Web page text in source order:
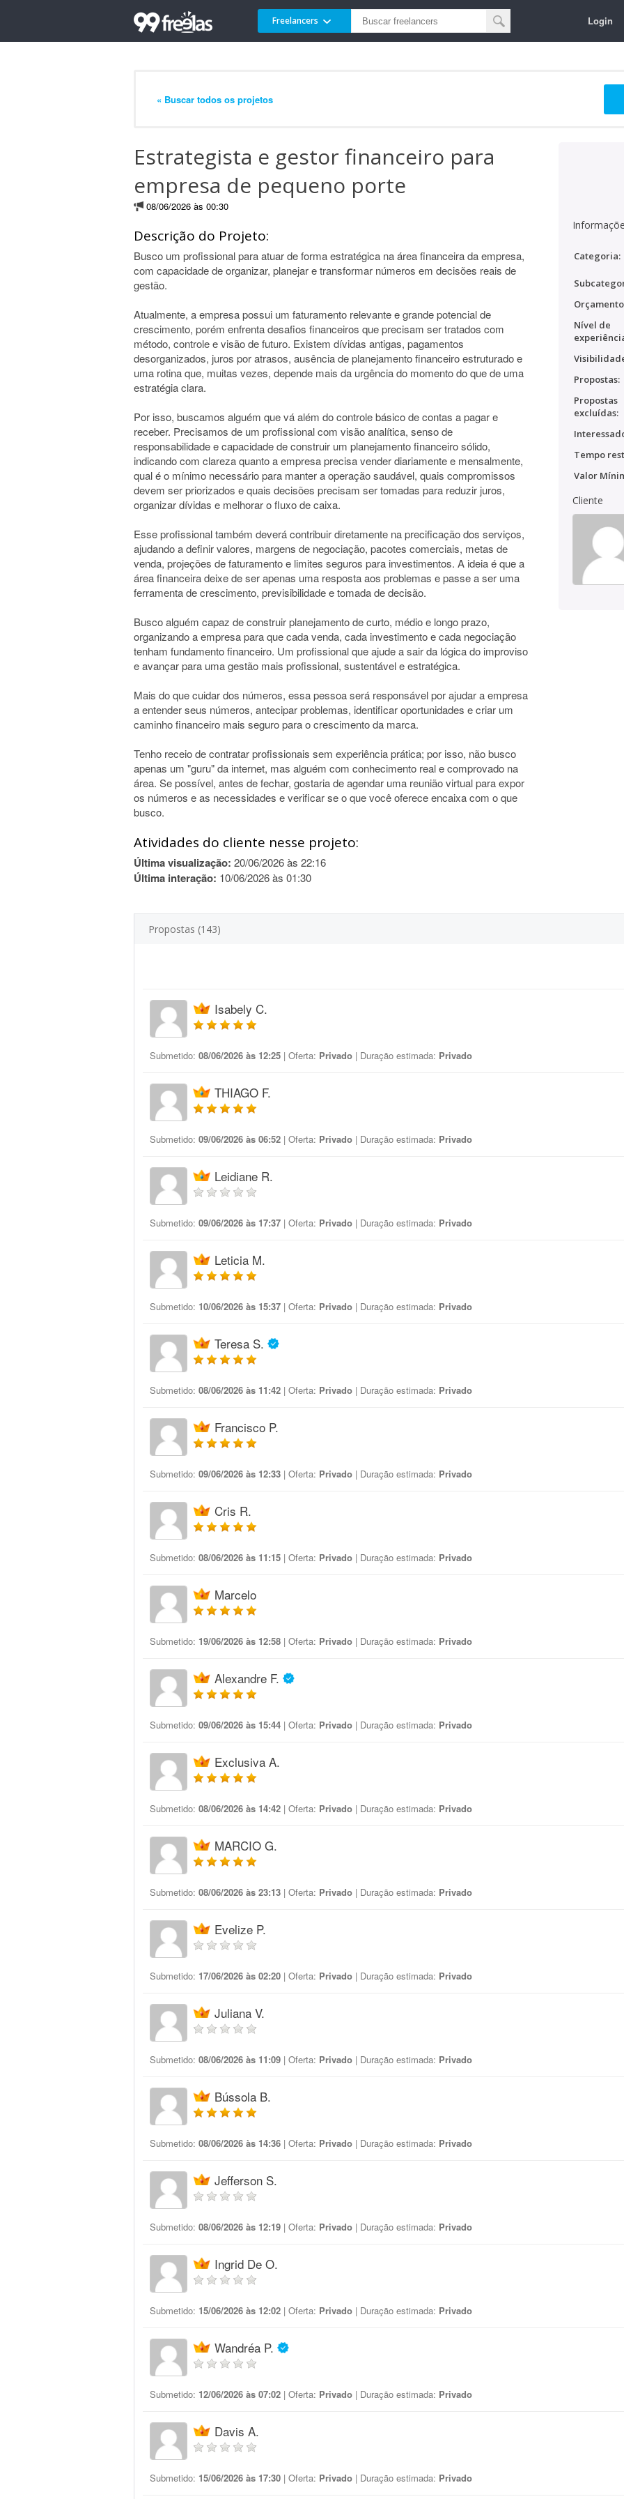
Freelancers Login
« Buscar todos os projetos
Estrategista e gestor financeiro para
empresa de pequeno porte
08/06/2026 às 00:30
Descrição do Projeto:
Busco um profissional para atuar de forma estratégica na área financeira da empresa,
com capacidade de organizar, planejar e transformar números em decisões reais de
gestão.
Atualmente, a empresa possui um faturamento relevante e grande potencial de
crescimento, porém enfrenta desafios financeiros que precisam ser tratados com
método, controle e visão de futuro. Existem dívidas antigas, pagamentos
desorganizados, juros por atrasos, ausência de planejamento financeiro estruturado e
uma rotina que, muitas vezes, depende mais da urgência do momento do que de uma
estratégia clara.
Por isso, buscamos alguém que vá além do controle básico de contas a pagar e
receber. Precisamos de um profissional com visão analítica, senso de
responsabilidade e capacidade de construir um planejamento financeiro sólido,
indicando com clareza quanto a empresa precisa vender diariamente e mensalmente,
qual é o mínimo necessário para manter a operação saudável, quais compromissos
devem ser priorizados e quais decisões precisam ser tomadas para reduzir juros,
organizar dívidas e melhorar o fluxo de caixa.
Esse profissional também deverá contribuir diretamente na precificação dos serviços,
ajudando a definir valores, margens de negociação, pacotes comerciais, metas de
venda, projeções de faturamento e limites seguros para investimentos. A ideia é que a
área financeira deixe de ser apenas uma resposta aos problemas e passe a ser uma
ferramenta de crescimento, previsibilidade e tomada de decisão.
Busco alguém capaz de construir planejamento de curto, médio e longo prazo,
organizando a empresa para que cada venda, cada investimento e cada negociação
tenham fundamento financeiro. Um profissional que ajude a sair da lógica do improviso
e avançar para uma gestão mais profissional, sustentável e estratégica.
Mais do que cuidar dos números, essa pessoa será responsável por ajudar a empresa
a entender seus números, antecipar problemas, identificar oportunidades e criar um
caminho financeiro mais seguro para o crescimento da marca.
Tenho receio de contratar profissionais sem experiência prática; por isso, não busco
apenas um "guru" da internet, mas alguém com conhecimento real e comprovado na
área. Se possível, antes de fechar, gostaria de agendar uma reunião virtual para expor
os números e as necessidades e verificar se o que você oferece encaixa com o que
busco.
Atividades do cliente nesse projeto:
Última visualização: 20/06/2026 às 22:16
Última interação: 10/06/2026 às 01:30
Categoria:
Nível de
Propostas:
Propostas
excluídas:
Tempo
Valor
Cliente
Propostas (143)
Isabely C.
Submetido: 08/06/2026 às 12:25 | Oferta: Privado | Duração estimada: Privado
THIAGO F.
Submetido: 09/06/2026 às 06:52 | Oferta: Privado | Duração estimada: Privado
Leidiane R.
Submetido: 09/06/2026 às 17:37 | Oferta: Privado | Duração estimada: Privado
Leticia M.
Submetido: 10/06/2026 às 15:37 | Oferta: Privado | Duração estimada: Privado
Teresa S.
Submetido: 08/06/2026 às 11:42 | Oferta: Privado | Duração estimada: Privado
Francisco P.
Submetido: 09/06/2026 às 12:33 | Oferta: Privado | Duração estimada: Privado
Cris R.
Submetido: 08/06/2026 às 11:15 | Oferta: Privado | Duração estimada: Privado
Marcelo
Submetido: 19/06/2026 às 12:58 | Oferta: Privado | Duração estimada: Privado
Alexandre F.
Submetido: 09/06/2026 às 15:44 | Oferta: Privado | Duração estimada: Privado
Exclusiva A.
Submetido: 08/06/2026 às 14:42 | Oferta: Privado | Duração estimada: Privado
MARCIO G.
Submetido: 08/06/2026 às 23:13 | Oferta: Privado | Duração estimada: Privado
Evelize P.
Submetido: 17/06/2026 às 02:20 | Oferta: Privado | Duração estimada: Privado
Juliana V.
Submetido: 08/06/2026 às 11:09 | Oferta: Privado | Duração estimada: Privado
Bússola B.
Submetido: 08/06/2026 às 14:36 | Oferta: Privado | Duração estimada: Privado
Jefferson S.
Submetido: 08/06/2026 às 12:19 | Oferta: Privado | Duração estimada: Privado
Ingrid De O.
Submetido: 15/06/2026 às 12:02 | Oferta: Privado | Duração estimada: Privado
Wandréa P.
Submetido: 12/06/2026 às 07:02 | Oferta: Privado | Duração estimada: Privado
Davis A.
Submetido: 15/06/2026 às 17:30 | Oferta: Privado | Duração estimada: Privado